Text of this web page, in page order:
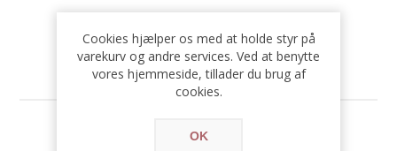
159,00 DKK
Cookies hjælper os med at holde styr på
varekurv og andre services. Ved at benytte
vores hjemmeside, tillader du brug af
cookies.
OK